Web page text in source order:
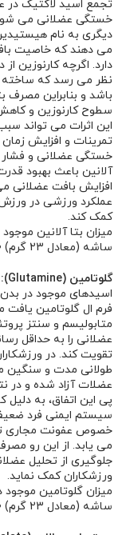
تجمع اسید لاکتیک
خستگی عضلانی می شود.
دیگری به نام
می دهند که خاصیت
دارد. اگرچه کارنوزین
نظر می رسد که ساخته
باشد و بنابراین مصرف
سطوح کارنوزین و
این اثرات می تواند
تمرینات و افزایش
خستگی عضلانی و
آلانین باعث بهبود
افزایش بافت عضلانی
عملکرد ورزشی در
کمک کند.
میزان بتا آلانین
ساشه (معادل 23 گرم) 2500 میلی گرم می باشد.
گلوتامین (Glutamine):
اسیدهای موجود در
فرم ال گلوتامین
متابولیسم و سنتز
عضلانی را به حداقل
تقویت کند. در
طولانی مدت و سنگین می
عضلات آزاد شده و در
پی این اتفاق، به
سیستم ایمنی فرد
خصوص عفونت مجاری
می یابد. از این رو
جلوگیری از تحلیل
ورزشکاران کمک نماید.
میزان گلوتامین موجود
ساشه (معادل 23 گرم) 1500 میلی گرم می باشد.